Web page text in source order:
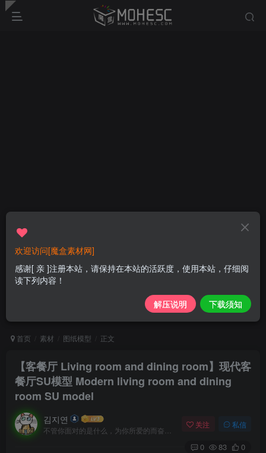
首页 素材 图纸模型 正文
【客餐厅 Living room and dining room】现代客
餐厅SU模型 Modern living room and dining
room SU model
김지연 关注 私信
0 83 0
欢迎访问[魔盒素材网]
感谢[ 亲 ]注册本站，请保持在本站的活跃度，使用本站，仔细阅
读下列内容！
解压说明 下载须知